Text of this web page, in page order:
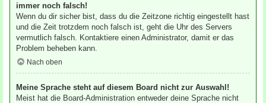
immer noch falsch!
Wenn du dir sicher bist, dass du die Zeitzone richtig eingestellt hast
und die Zeit trotzdem noch falsch ist, geht die Uhr des Servers
vermutlich falsch. Kontaktiere einen Administrator, damit er das
Problem beheben kann.
Nach oben
Meine Sprache steht auf diesem Board nicht zur Auswahl!
Meist hat die Board-Administration entweder deine Sprache nicht